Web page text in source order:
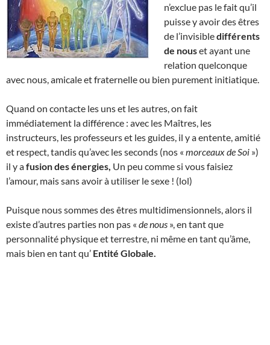
n’exclue pas le fait qu’il
puisse y avoir des êtres
de l’invisibledifférents
de nouset ayant une
relation quelconque
avec nous, amicale et fraternelle ou bien purement initiatique.
Quand on contacte les uns et les autres, on fait
immédiatement la différence : avec les Maîtres, les
instructeurs, les professeurs et les guides, il y a entente, amitié
et respect, tandis qu’avec les seconds (nos « morceaux de Soi »)
il y afusion des énergies, Un peu comme si vous faisiez
l’amour, mais sans avoir à utiliser le sexe ! (lol)
Puisque nous sommes des êtres multidimensionnels, alors il
existe d’autres parties non pas « de nous », en tant que
personnalité physique et terrestre, ni même en tant qu’âme,
mais bien en tant qu’ Entité Globale.